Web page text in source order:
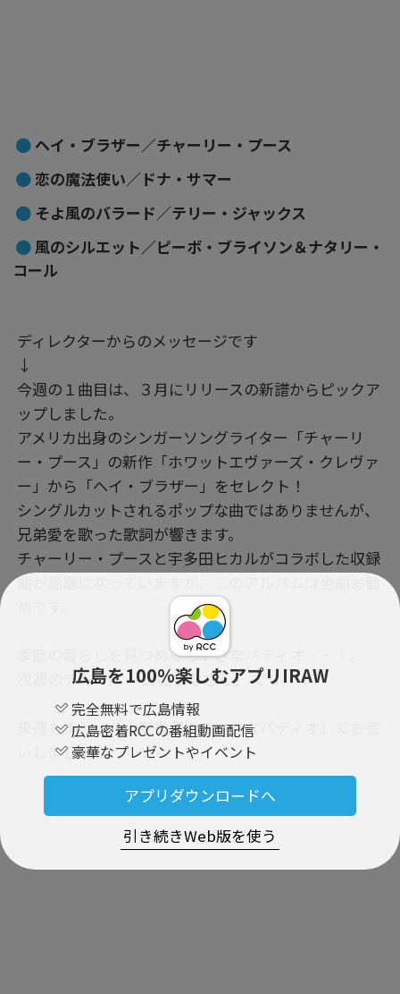
広島を100％楽しむアプリIRAW
完全無料で広島情報
広島密着RCCの番組動画配信
豪華なプレゼントやイベント
アプリダウンロードへ
引き続きWeb版を使う
ヘイ・ブラザー／チャーリー・プース
恋の魔法使い／ドナ・サマー
そよ風のバラード／テリー・ジャックス
風のシルエット／ピーボ・ブライソン＆ナタリー・
コール
ディレクターからのメッセージです
↓
今週の１曲目は、３月にリリースの新譜からピックア
ップしました。
アメリカ出身のシンガーソングライター「チャーリ
ー・プース」の新作「ホワットエヴァーズ・クレヴァ
ー」から「ヘイ・ブラザー」をセレクト！
シングルカットされるポップな曲ではありませんが、
兄弟愛を歌った歌詞が響きます。
チャーリー・プースと宇多田ヒカルがコラボした収録
曲が話題になっていますが、このアルバムは全曲お勧
季節の暮らしを見つめるちいさなパティオ・・・。
次週のテーマは「父のまなざし」です。
来週もまた、「山野秀子のちいさなパティオ」でお会
いしましょう。
PR